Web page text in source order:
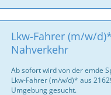
Lkw-Fahrer (m/w/
Nahverkehr
Ab sofort wird von der emde
Lkw-Fahrer (m/w/d)* aus
Umgebung gesucht.